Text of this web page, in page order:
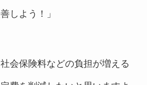
しよう！」
会保険料などの負担が増える